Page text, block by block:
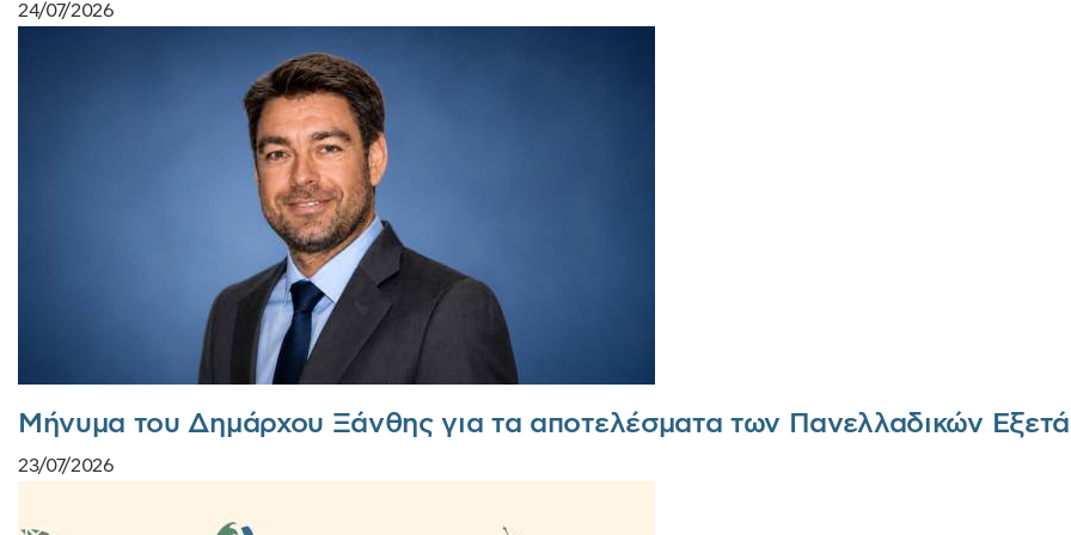
24/07/2026
Μήνυμα του Δημάρχου Ξάνθης για τα αποτελέσματα των Πανελλαδικών
23/07/2026